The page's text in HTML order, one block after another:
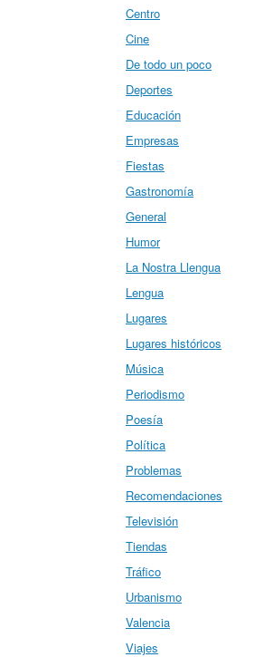
Centro
Cine
De todo un poco
Deportes
Educación
Empresas
Fiestas
Gastronomía
General
Humor
La Nostra Llengua
Lengua
Lugares
Lugares históricos
Música
Periodismo
Poesía
Política
Problemas
Recomendaciones
Televisión
Tiendas
Tráfico
Urbanismo
Valencia
Viajes